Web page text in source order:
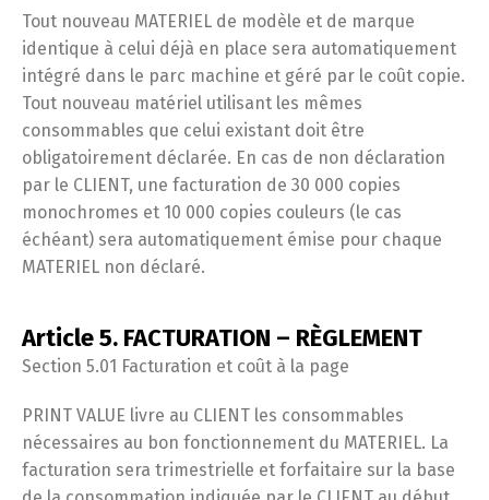
Tout nouveau MATERIEL de modèle et de marque
identique à celui déjà en place sera automatiquement
intégré dans le parc machine et géré par le coût copie.
Tout nouveau matériel utilisant les mêmes
consommables que celui existant doit être
obligatoirement déclarée. En cas de non déclaration
par le CLIENT, une facturation de 30 000 copies
monochromes et 10 000 copies couleurs (le cas
échéant) sera automatiquement émise pour chaque
MATERIEL non déclaré.
Article 5. FACTURATION – RÈGLEMENT
Section 5.01 Facturation et coût à la page
PRINT VALUE livre au CLIENT les consommables
nécessaires au bon fonctionnement du MATERIEL. La
facturation sera trimestrielle et forfaitaire sur la base